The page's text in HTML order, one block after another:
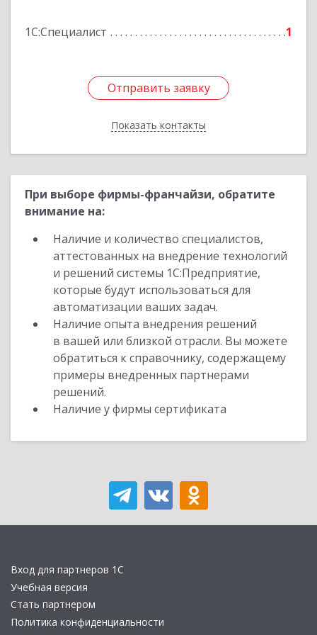
1С:Специалист 1
Отправить заявку
Показать контакты
Подробнее
Отправить заявку
Назад
При выборе фирмы-франчайзи, обратите
внимание на:
Наличие и количество специалистов,
аттестованных на внедрение технологий
и решений системы 1С:Предприятие,
которые будут использоваться для
автоматизации ваших задач.
Наличие опыта внедрения решений
в вашей или близкой отрасли. Вы можете
обратиться к справочнику, содержащему
примеры внедренных партнерами
решений.
Наличие у фирмы сертификата
Вход для партнеров 1С
Учебная версия
Стать партнером
Политика конфиденциальности